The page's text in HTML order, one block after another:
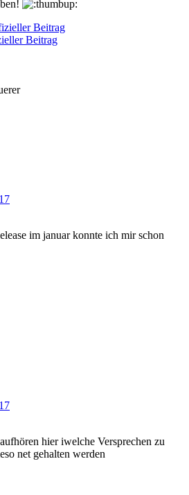
Beitrag
Beitrag
im januar konnte ich mir schon
hier iwelche Versprechen zu
net gehalten werden